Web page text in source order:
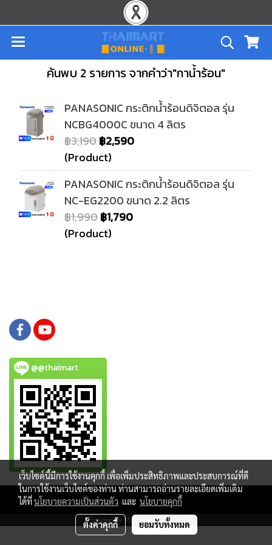
ค้นพบ 2 รายการ จากคำว่า"กาน้ำร้อน"
PANASONIC กระติกน้ำร้อนดิจิตอล รุ่น
NCBG4000C ขนาด 4 ลิตร
฿3,190฿2,590
(Product)
PANASONIC กระติกน้ำร้อนดิจิตอล รุ่น
NC-EG2200 ขนาด 2.2 ลิตร
฿1,990฿1,790
(Product)
@@thaimart
Copy right by www.thaimartonline.com
Powered by MakeWebEasy.com
เว็บไซต์นี้มีการใช้งานคุกกี้ เพื่อเพิ่มประสิทธิภาพและประสบการณ์ที่ดี
ในการใช้งานเว็บไซต์ของท่าน ท่านสามารถอ่านรายละเอียดเพิ่มเติม
ได้ที่นโยบายความเป็นส่วนตัว และ นโยบายคุกกี้
ตั้งค่าคุกกี้ ยอมรับทั้งหมด